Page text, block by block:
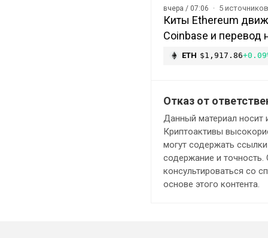
вчера / 07:06 5
Киты Ethereum
Coinbase и перевод
ETH $1,917.86
Отказ от
Данный материал носит
Криптоактивы
могут содержать
содержание и
консультироваться со
основе этого контента.